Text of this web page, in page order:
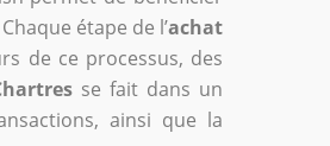
étape de l’achat
de ce processus, des
se fait dans un
ainsi que la